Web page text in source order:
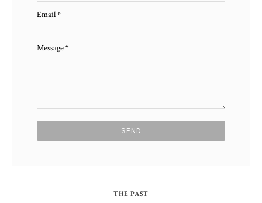
Email*
Message*
THE PAST